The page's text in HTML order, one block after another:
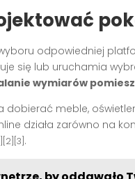
odpowiedniej
się lub uruchamia
wymiarów
dobierać meble,
działa zarówno na
.